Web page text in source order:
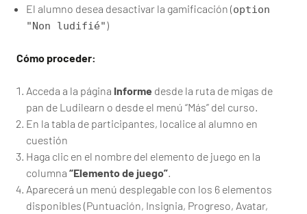
El alumno desea desactivar la gamificación (option
"Non ludifié")
Cómo proceder:
Acceda a la página Informe desde la ruta de migas de
pan de Ludilearn o desde el menú “Más” del curso.
En la tabla de participantes, localice al alumno en
cuestión
Haga clic en el nombre del elemento de juego en la
columna “Elemento de juego”.
Aparecerá un menú desplegable con los 6 elementos
disponibles (Puntuación, Insignia, Progreso, Avatar,